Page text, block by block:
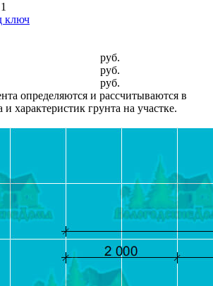
ключ
руб.
руб.
руб.
определяются и рассчитываются в
характеристик грунта на участке.